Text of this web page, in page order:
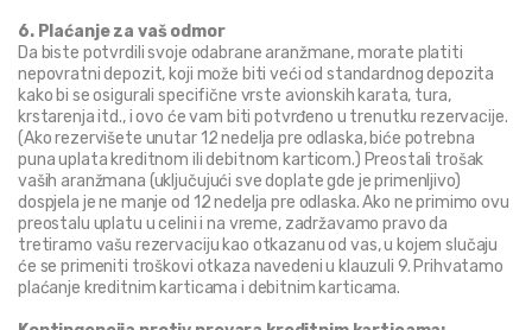
6. Plaćanje za vaš odmor
Da biste potvrdili svoje odabrane aranžmane, morate platiti
nepovratni depozit, koji može biti veći od standardnog depozita
kako bi se osigurali specifične vrste avionskih karata, tura,
krstarenja itd., i ovo će vam biti potvrđeno u trenutku rezervacije.
(Ako rezervišete unutar 12 nedelja pre odlaska, biće potrebna
puna uplata kreditnom ili debitnom karticom.) Preostali trošak
vaših aranžmana (uključujući sve doplate gde je primenljivo)
dospjela je ne manje od 12 nedelja pre odlaska. Ako ne primimo ovu
preostalu uplatu u celini i na vreme, zadržavamo pravo da
tretiramo vašu rezervaciju kao otkazanu od vas, u kojem slučaju
će se primeniti troškovi otkaza navedeni u klauzuli 9. Prihvatamo
plaćanje kreditnim karticama i debitnim karticama.